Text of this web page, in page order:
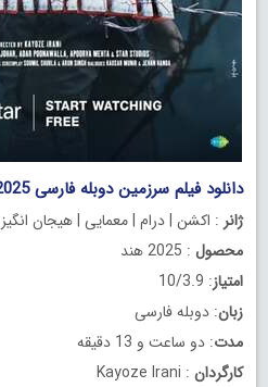
دانلود فیلم سرزمین دوبله فارسی Sarzameen 2025
ژانر : اکشن | درام | معمایی | هیجان انگیز
محصول : 2025 هند
امتیاز: 10/3.9
زبان: دوبله فارسی
مدت: دو ساعت و 13 دقیقه
کارگردان : Kayoze Irani